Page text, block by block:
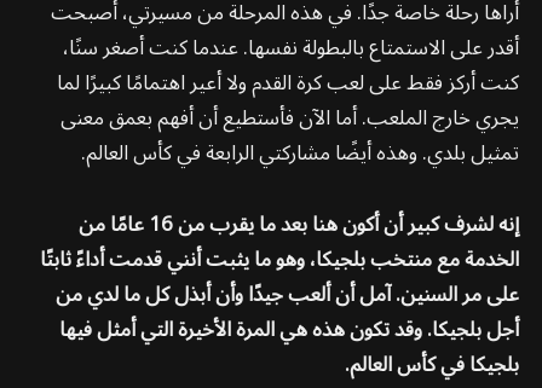
أراها رحلة خاصة جدًا. في هذه المرحلة من مسيرتي، أصبحت
أقدر على الاستمتاع بالبطولة نفسها. عندما كنت أصغر سنًا،
كنت أركز فقط على لعب كرة القدم ولا أعير اهتمامًا كبيرًا لما
يجري خارج الملعب. أما الآن فأستطيع أن أفهم بعمق معنى
تمثيل بلدي. وهذه أيضًا مشاركتي الرابعة في كأس العالم.
إنه لشرف كبير أن أكون هنا بعد ما يقرب من 16 عامًا من
الخدمة مع منتخب بلجيكا، وهو ما يثبت أنني قدمت أداءً ثابتًا
على مر السنين. آمل أن ألعب جيدًا وأن أبذل كل ما لدي من
أجل بلجيكا. وقد تكون هذه هي المرة الأخيرة التي أمثل فيها
بلجيكا في كأس العالم.